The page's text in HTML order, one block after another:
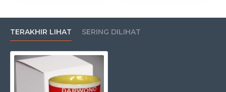
TERAKHIR LIHAT SERING DILIHAT